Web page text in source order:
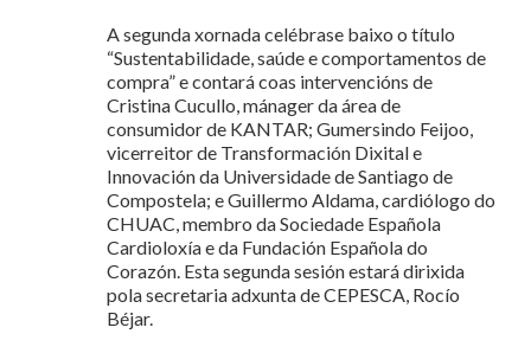
A segunda xornada celébrase baixo o título
“Sustentabilidade, saúde e comportamentos de
compra” e contará coas intervencións de
Cristina Cucullo, mánager da área de
consumidor de KANTAR; Gumersindo Feijoo,
vicerreitor de Transformación Dixital e
Innovación da Universidade de Santiago de
Compostela; e Guillermo Aldama, cardiólogo do
CHUAC, membro da Sociedade Española
Cardioloxía e da Fundación Española do
Corazón. Esta segunda sesión estará dirixida
pola secretaria adxunta de CEPESCA, Rocío
Béjar.